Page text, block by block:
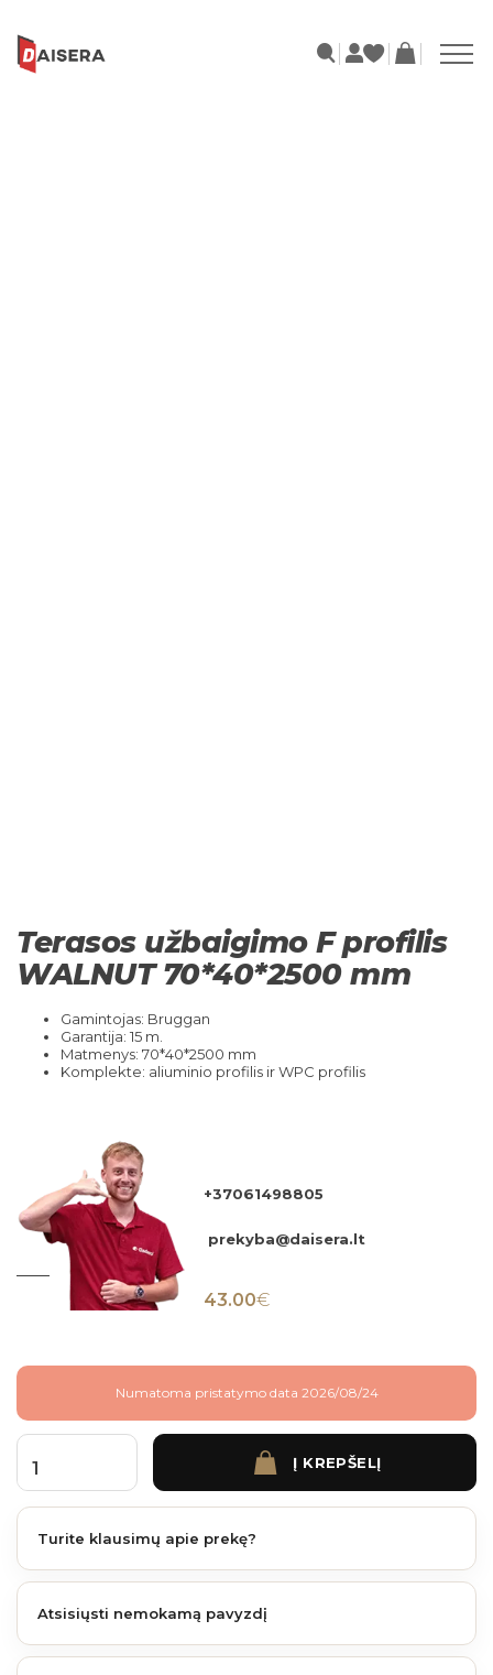
Terasos užbaigimo F profilis
WALNUT 70*40*2500 mm
Gamintojas: Bruggan
Garantija: 15 m.
Matmenys: 70*40*2500 mm
Komplekte: aliuminio profilis ir WPC profilis
+37061498805
prekyba@daisera.lt
43.00€
Numatoma pristatymo data 2026/08/24
produkto kiekis: Terasos užbaigimo F profilis WALNUT 70*40*2500 mm
Į KREPŠELĮ
Turite klausimų apie prekę?
Atsisiųsti nemokamą pavyzdį